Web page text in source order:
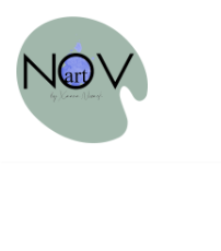
Sari
la
conținut